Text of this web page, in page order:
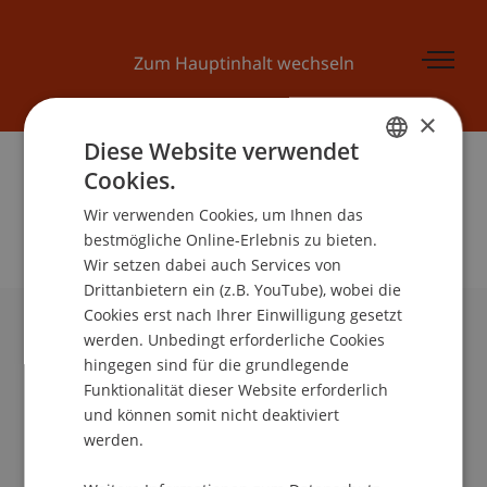
Zum Hauptinhalt wechseln
Universität Liechtenstein
Fürst-Franz-Josef-Strasse
9490 Vaduz
Liechtenstein
info@uni.li
×
Diese Website verwendet
Cookies.
Wir verwenden Cookies, um Ihnen das
bestmögliche Online-Erlebnis zu bieten.
Wir setzen dabei auch Services von
Drittanbietern ein (z.B. YouTube), wobei die
Cookies erst nach Ihrer Einwilligung gesetzt
werden. Unbedingt erforderliche Cookies
hingegen sind für die grundlegende
Funktionalität dieser Website erforderlich
und können somit nicht deaktiviert
werden.